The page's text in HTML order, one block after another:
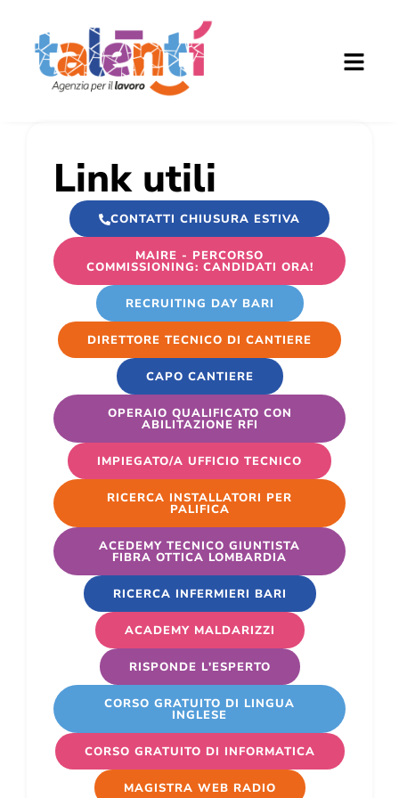
Link utili
CONTATTI CHIUSURA ESTIVA
MAIRE - PERCORSO
COMMISSIONING: CANDIDATI ORA!
RECRUITING DAY BARI
DIRETTORE TECNICO DI CANTIERE
CAPO CANTIERE
OPERAIO QUALIFICATO CON
ABILITAZIONE RFI
IMPIEGATO/A UFFICIO TECNICO
RICERCA INSTALLATORI PER
PALIFICA
ACEDEMY TECNICO GIUNTISTA
FIBRA OTTICA LOMBARDIA
RICERCA INFERMIERI BARI
ACADEMY MALDARIZZI
RISPONDE L'ESPERTO
CORSO GRATUITO DI LINGUA
INGLESE
CORSO GRATUITO DI INFORMATICA
MAGISTRA WEB RADIO